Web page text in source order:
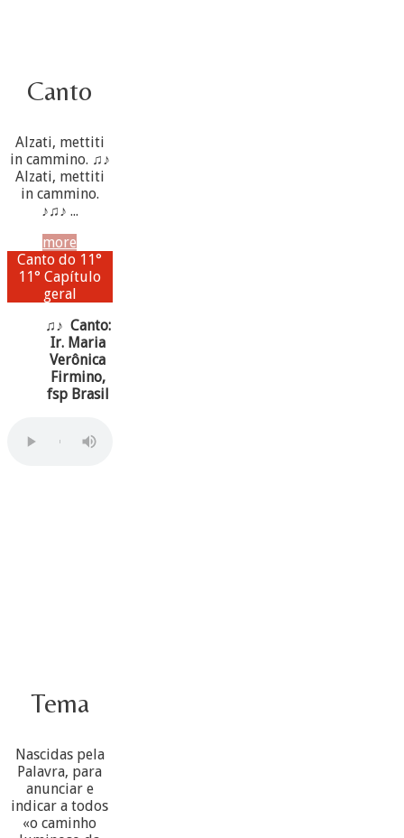
Canto
Alzati, mettiti
in cammino. ♫♪
Alzati, mettiti
in cammino.
♪♫♪ ...
more
Canto do 11°
11° Capítulo
geral
♫♪ Canto:
Ir. Maria
Verônica
Firmino,
fsp Brasil
Tema
Nascidas pela
Palavra, para
anunciar e
indicar a todos
«o caminho